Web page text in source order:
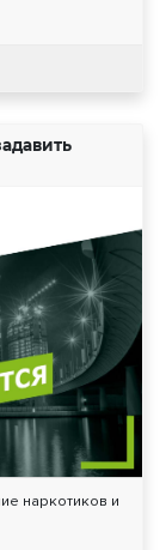
наркотиков и